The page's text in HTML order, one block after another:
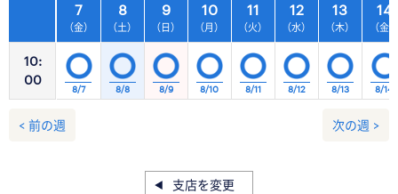
10:
00
7
（金）
8
（土）
9
（日）
10
（月）
11
（火）
12
（水）
13
（木）
8/7 8/8 8/9 8/10 8/11 8/12 8/13
14
（金）
8/14
< 前の週 次の週 >
支店を変更